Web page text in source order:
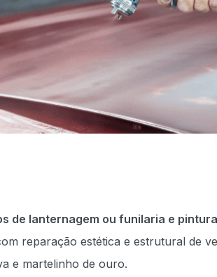
de lanternagem ou funilaria e
reparação estética e estrutural de
e martelinho de ouro.